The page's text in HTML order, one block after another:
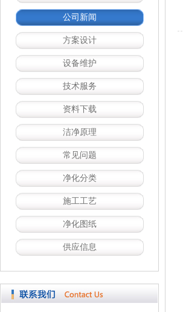
公司新闻
方案设计
设备维护
技术服务
资料下载
洁净原理
常见问题
净化分类
施工工艺
净化图纸
供应信息